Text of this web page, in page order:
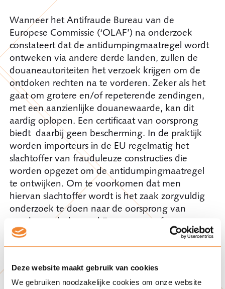
Deze website maakt gebruik van cookies
We gebruiken noodzakelijke cookies om onze website
Wanneer het Antifraude Bureau van de
Europese Commissie (‘OLAF’) na onderzoek
constateert dat de antidumpingmaatregel wordt
ontweken via andere derde landen, zullen de
douaneautoriteiten het verzoek krijgen om de
ontdoken rechten na te vorderen. Zeker als het
gaat om grotere en/of repeterende zendingen,
met een aanzienlijke douanewaarde, kan dit
aardig oplopen. Een certificaat van oorsprong
biedt daarbij geen bescherming. In de praktijk
worden importeurs in de EU regelmatig het
slachtoffer van frauduleuze constructies die
worden opgezet om de antidumpingmaatregel
te ontwijken. Om te voorkomen dat men
hiervan slachtoffer wordt is het zaak zorgvuldig
onderzoek te doen naar de oorsprong van
goederen als daarop bij oorsprong of
verzending uit een bepaald land een
antidumpingheffing is ingesteld bij invoer in de
Als vermoed wordt dat een